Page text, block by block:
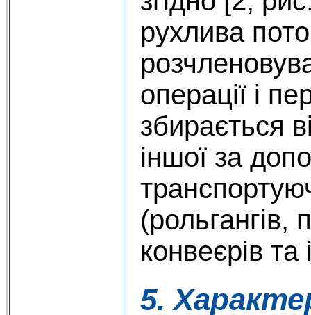
рухлива
операції і
збирається
іншої за
(рольгангів,
конвеєрів та
5.